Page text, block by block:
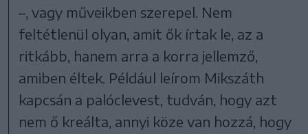
–, vagy műveikben szerepel. Nem
feltétlenül olyan, amit ők írtak le, az a
ritkább, hanem arra a korra jellemző,
amiben éltek. Például leírom Mikszáth
kapcsán a palóclevest, tudván, hogy azt
nem ő kreálta, annyi köze van hozzá, hogy